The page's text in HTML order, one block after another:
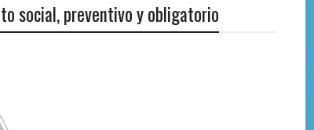
social, preventivo y obligatorio